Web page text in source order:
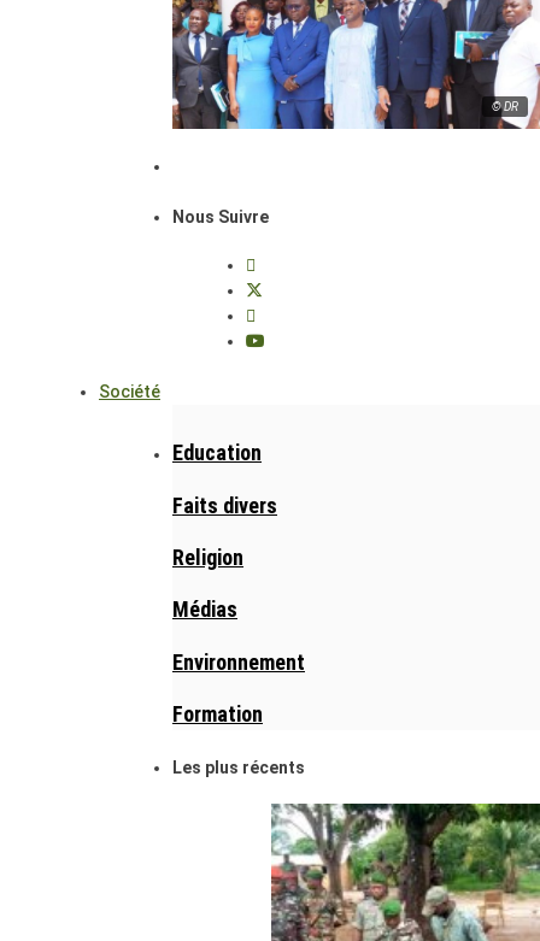
© DR
Nous Suivre
Société
Education
Faits divers
Religion
Médias
Environnement
Formation
Les plus récents